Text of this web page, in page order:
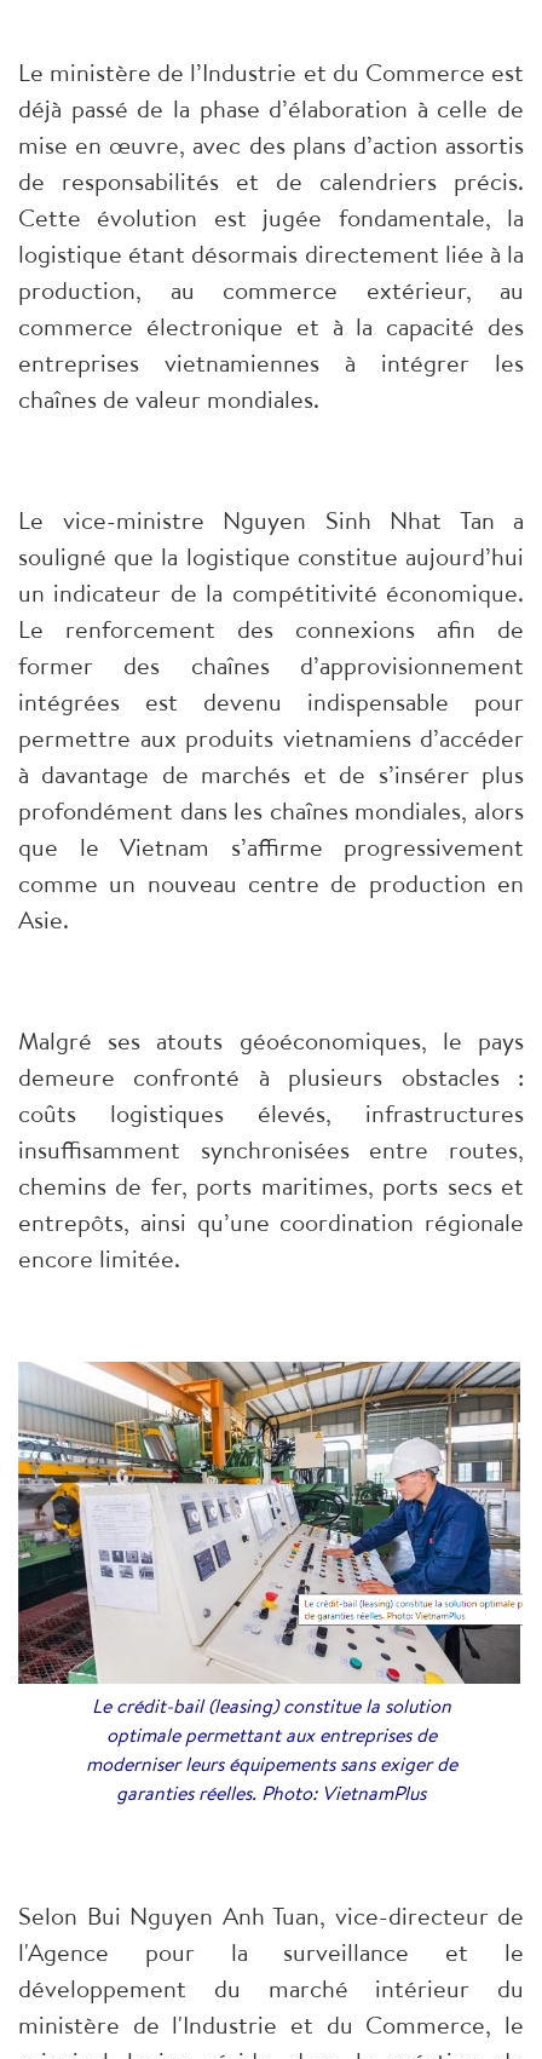
Le ministère de l’Industrie et du Commerce est
déjà passé de la phase d’élaboration à celle de
mise en œuvre, avec des plans d’action assortis
de responsabilités et de calendriers précis.
Cette évolution est jugée fondamentale, la
logistique étant désormais directement liée à la
production, au commerce extérieur, au
commerce électronique et à la capacité des
entreprises vietnamiennes à intégrer les
chaînes de valeur mondiales.
Le vice-ministre Nguyen Sinh Nhat Tan a
souligné que la logistique constitue aujourd’hui
un indicateur de la compétitivité économique.
Le renforcement des connexions afin de
former des chaînes d’approvisionnement
intégrées est devenu indispensable pour
permettre aux produits vietnamiens d’accéder
à davantage de marchés et de s’insérer plus
profondément dans les chaînes mondiales, alors
que le Vietnam s’affirme progressivement
comme un nouveau centre de production en
Asie.
Malgré ses atouts géoéconomiques, le pays
demeure confronté à plusieurs obstacles :
coûts logistiques élevés, infrastructures
insuffisamment synchronisées entre routes,
chemins de fer, ports maritimes, ports secs et
entrepôts, ainsi qu’une coordination régionale
encore limitée.
Le crédit-bail (leasing) constitue la solution
optimale permettant aux entreprises de
moderniser leurs équipements sans exiger de
garanties réelles. Photo: VietnamPlus
Selon Bui Nguyen Anh Tuan, vice-directeur de
l'Agence pour la surveillance et le
développement du marché intérieur du
ministère de l'Industrie et du Commerce, le